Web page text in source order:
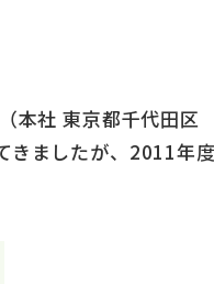
本社 東京都千代⽥
きましたが、2011年